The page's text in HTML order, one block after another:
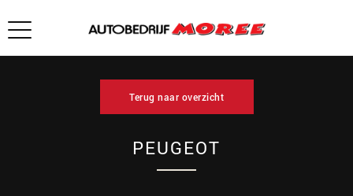
Terug naar overzicht
PEUGEOT